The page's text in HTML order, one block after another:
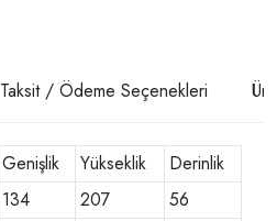
Taksit / Ödeme Seçenekleri
Genişlik Yükseklik
Derinlik
134 207
56